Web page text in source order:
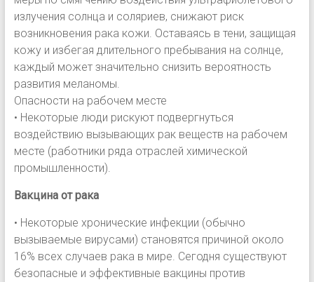
излучения солнца и соляриев, снижают риск
возникновения рака кожи. Оставаясь в тени, защищая
кожу и избегая длительного пребывания на солнце,
каждый может значительно снизить вероятность
развития меланомы.
Опасности на рабочем месте
• Некоторые люди рискуют подвергнуться
воздействию вызывающих рак веществ на рабочем
месте (работники ряда отраслей химической
промышленности).
Вакцина от рака
• Некоторые хронические инфекции (обычно
вызываемые вирусами) становятся причиной около
16% всех случаев рака в мире. Сегодня существуют
безопасные и эффективные вакцины против